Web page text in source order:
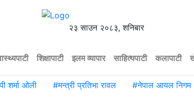
२३ साउन २०८३, शनिबार
शिक्षापाटी इलम व्यापार साहित्यपाटी कलापाटी
शर्मा ओली #मन्त्री प्रतिभा रावल #नेपाल आयल निगम